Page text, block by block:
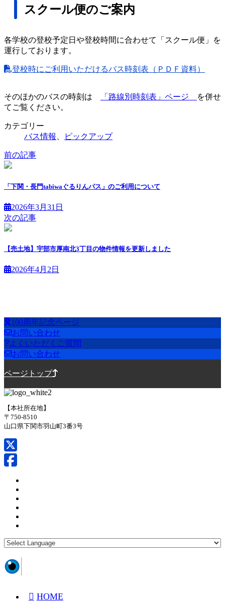
スクール便のご案内
各学校の登校予定日や登校時間に合わせて「スクール便」を
運行しております。
登校時にご利用いただけるバス時刻表（ＰＤＦ資料）
そのほかのバスの時刻は 「路線別時刻表」ページ
を併せ
てご覧ください。
カテゴリー
バス情報 、 ピックアップ
前の記事
「下関・長門tabiwaぐるりんパス」のご利用について
2026年3月31日
次の記事
【売土地】宇部市厚南北3丁目の物件情報を更新しました
2026年4月2日
100周年記念ページ
お問い合わせ
よくいただくご質問
お問い合わせ
ページトップ
【本社所在地】
〒750-8510
山口県下関市羽山町3番3号
HOME